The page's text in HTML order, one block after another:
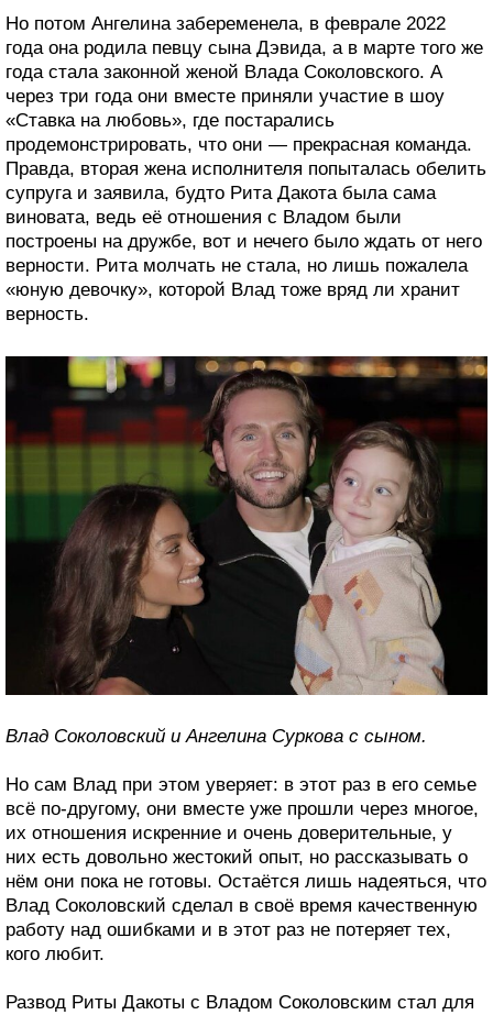
Но потом Ангелина забеременела, в феврале 2022
года она родила певцу сына Дэвида, а в марте того же
года стала законной женой Влада Соколовского. А
через три года они вместе приняли участие в шоу
«Ставка на любовь», где постарались
продемонстрировать, что они — прекрасная команда.
Правда, вторая жена исполнителя попыталась обелить
супруга и заявила, будто Рита Дакота была сама
виновата, ведь её отношения с Владом были
построены на дружбе, вот и нечего было ждать от него
верности. Рита молчать не стала, но лишь пожалела
«юную девочку», которой Влад тоже вряд ли хранит
верность.
Влад Соколовский и Ангелина Суркова с сыном.
Но сам Влад при этом уверяет: в этот раз в его семье
всё по-другому, они вместе уже прошли через многое,
их отношения искренние и очень доверительные, у
них есть довольно жестокий опыт, но рассказывать о
нём они пока не готовы. Остаётся лишь надеяться, что
Влад Соколовский сделал в своё время качественную
работу над ошибками и в этот раз не потеряет тех,
кого любит.
Развод Риты Дакоты с Владом Соколовским стал для